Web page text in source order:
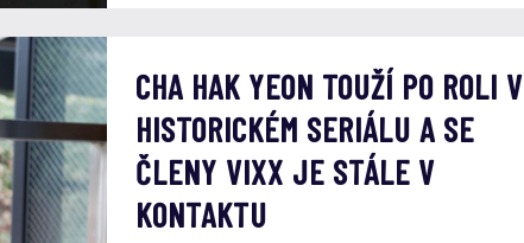
CHA HAK YEON TOUŽÍ PO ROLI V
HISTORICKÉM SERIÁLU A SE
ČLENY VIXX JE STÁLE V
KONTAKTU